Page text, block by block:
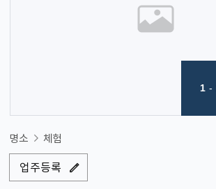
1 -
명소 체험
업주등록